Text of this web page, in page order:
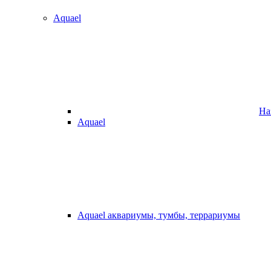
Aquael
Aquael
Aquael аквариумы, тумбы, террариумы